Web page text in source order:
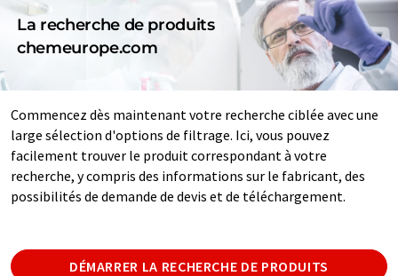
La recherche de produits
chemeurope.com
Commencez dès maintenant votre recherche ciblée avec une
large sélection d'options de filtrage. Ici, vous pouvez
facilement trouver le produit correspondant à votre
recherche, y compris des informations sur le fabricant, des
possibilités de demande de devis et de téléchargement.
DÉMARRER LA RECHERCHE DE PRODUITS